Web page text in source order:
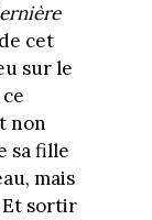
cet
sur le
non
sa fille
mais
Et sortir